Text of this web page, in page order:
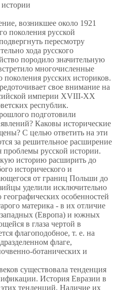
возникшее около 1921
поколения русской
пересмотру
хода русского
породило значительную
многочисленные
русских историков.
свое внимание на
империи XVIII-XX
республик.
подготовили
Каковы исторические
С целью ответить на эти
за решительное расширение
проблемы русской истории.
историю расширить до
исторического и
от границ Польши до
уделили исключительно
особенностей
материка - в их отличие
западных (Европа) и южных
в глаза чертой в
флагоподобное, т. е. на
флаге,
ботанических и
существовала тенденция
История Евразии в
этих тенденций. Наличие их